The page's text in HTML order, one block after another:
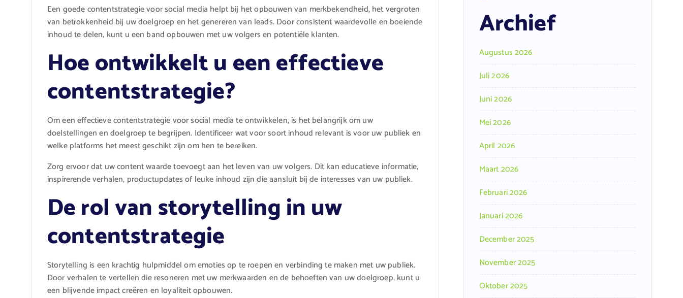
Een goede contentstrategie voor social media helpt bij het opbouwen van merkbekendheid, het vergroten
van betrokkenheid bij uw doelgroep en het genereren van leads. Door consistent waardevolle en boeiende
inhoud te delen, kunt u een band opbouwen met uw volgers en potentiële klanten.
Hoe ontwikkelt u een effectieve
contentstrategie?
Om een effectieve contentstrategie voor social media te ontwikkelen, is het belangrijk om uw
doelstellingen en doelgroep te begrijpen. Identificeer wat voor soort inhoud relevant is voor uw publiek en
welke platforms het meest geschikt zijn om hen te bereiken.
Zorg ervoor dat uw content waarde toevoegt aan het leven van uw volgers. Dit kan educatieve informatie,
inspirerende verhalen, productupdates of leuke inhoud zijn die aansluit bij de interesses van uw publiek.
De rol van storytelling in uw
contentstrategie
Storytelling is een krachtig hulpmiddel om emoties op te roepen en verbinding te maken met uw publiek.
Door verhalen te vertellen die resoneren met uw merkwaarden en de behoeften van uw doelgroep, kunt u
een blijvende impact creëren en loyaliteit opbouwen.
Archief
Augustus 2026
Juli 2026
Juni 2026
Mei 2026
April 2026
Maart 2026
Februari 2026
Januari 2026
December 2025
November 2025
Oktober 2025